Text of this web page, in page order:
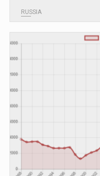
RUSSIA